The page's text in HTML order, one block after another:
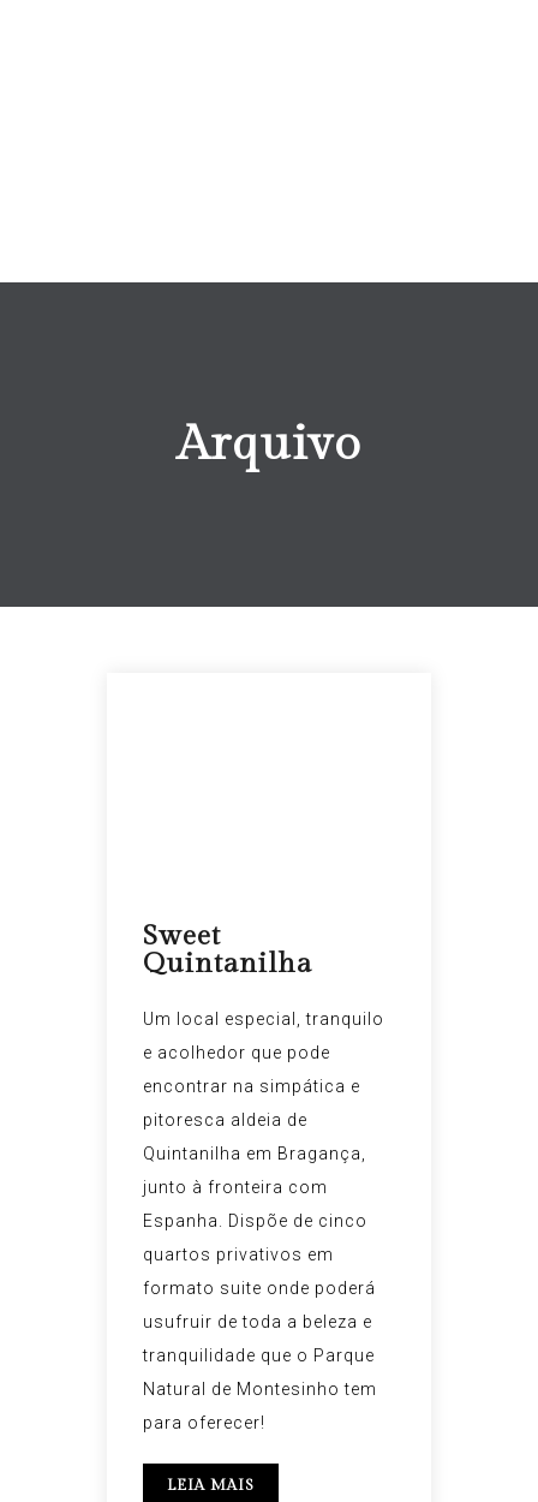
Arquivo
Sweet
Quintanilha
Um local especial, tranquilo
e acolhedor que pode
encontrar na simpática e
pitoresca aldeia de
Quintanilha em Bragança,
junto à fronteira com
Espanha. Dispõe de cinco
quartos privativos em
formato suite onde poderá
usufruir de toda a beleza e
tranquilidade que o Parque
Natural de Montesinho tem
para oferecer!
LEIA MAIS